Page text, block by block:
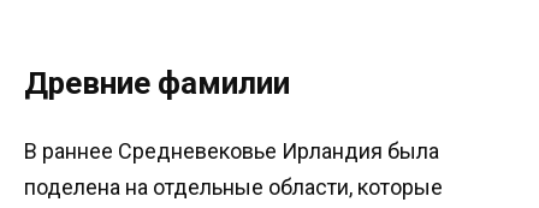
Древние фамилии
В раннее Средневековье Ирландия была
поделена на отдельные области, которые